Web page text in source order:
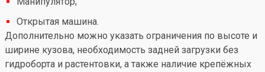
Открытая машина.
Дополнительно можно указать ограничения по высоте и
ширине кузова, необходимость задней загрузки без
гидроборта и растентовки, а также наличие крепёжных